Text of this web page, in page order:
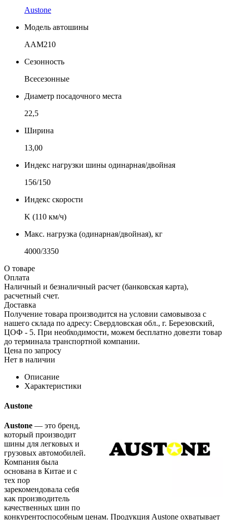
Austone
Модель автошины
AAM210
Сезонность
Всесезонные
Диаметр посадочного места
22,5
Ширина
13,00
Индекс нагрузки шины одинарная/двойная
156/150
Индекс скорости
K (110 км/ч)
Макс. нагрузка (одинарная/двойная), кг
4000/3350
О товаре
Оплата
Наличный и безналичный расчет (банковская карта),
расчетный счет.
Доставка
Получение товара производится на условии самовывоза с
нашего склада по адресу: Свердловская обл., г. Березовский,
ЦОФ - 5. При необходимости, можем бесплатно довезти товар
до терминала транспортной компании.
Цена по запросу
Нет в наличии
Описание
Характеристики
Austone
Austone — это бренд,
который производит
шины для легковых и
грузовых автомобилей.
Компания была
основана в Китае и с
тех пор
зарекомендовала себя
как производитель
качественных шин по
конкурентоспособным ценам. Продукция Austone охватывает